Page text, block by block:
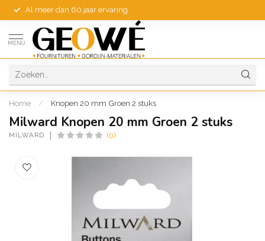
Al meer dan 60 jaar ervaring
MENU
Home / Knopen 20 mm Groen 2 stuks
Milward Knopen 20 mm Groen 2 stuks
MILWARD (0)